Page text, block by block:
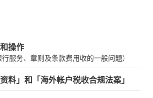
操作
行服务、章则及条款费用收的一般问题）
资料」和「海外帐户税收合规法案」